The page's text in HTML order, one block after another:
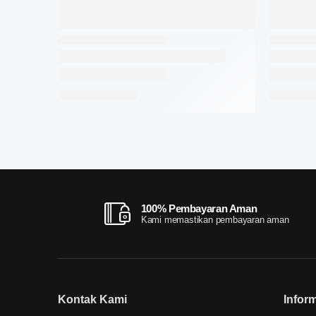
100% Pembayaran Aman
Kami memastikan pembayaran aman
Kontak Kami